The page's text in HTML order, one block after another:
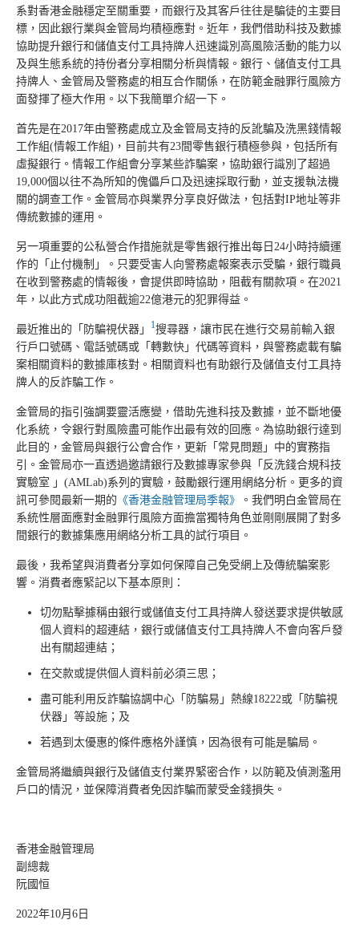
系對香港金融穩定至關重要，而銀行及其客戶往往是騙徒的主要目
標，因此銀行業與金管局均積極應對。近年，我們借助科技及數據
協助提升銀行和儲值支付工具持牌人迅速識別高風險活動的能力以
及與生態系統的持份者分享相關分析與情報。銀行、儲值支付工具
持牌人、金管局及警務處的相互合作關係，在防範金融罪行風險方
面發揮了極大作用。以下我簡單介紹一下。
首先是在2017年由警務處成立及金管局支持的反訛騙及洗黑錢情報
工作組(情報工作組)，目前共有23間零售銀行積極參與，包括所有
虛擬銀行。情報工作組會分享某些詐騙案，協助銀行識別了超過
19,000個以往不為所知的傀儡戶口及迅速採取行動，並支援執法機
關的調查工作。金管局亦與業界分享良好做法，包括對IP地址等非
傳統數據的運用。
另一項重要的公私營合作措施就是零售銀行推出每日24小時持續運
作的「止付機制」。只要受害人向警務處報案表示受騙，銀行職員
在收到警務處的情報後，會提供即時協助，阻截有關款項。在2021
年，以此方式成功阻截逾22億港元的犯罪得益。
最近推出的「防騙視伏器」 1搜尋器，讓市民在進行交易前輸入銀
行戶口號碼、電話號碼或「轉數快」代碼等資料，與警務處載有騙
案相關資料的數據庫核對。相關資料也有助銀行及儲值支付工具持
牌人的反詐騙工作。
金管局的指引強調要靈活應變，借助先進科技及數據，並不斷地優
化系統，令銀行對風險盡可能作出最有效的回應。為協助銀行達到
此目的，金管局與銀行公會合作，更新「常見問題」中的實務指
引。金管局亦一直透過邀請銀行及數據專家參與「反洗錢合規科技
實驗室 」(AMLab)系列的實驗，鼓勵銀行運用網絡分析。更多的資
訊可參閱最新一期的 《香港金融管理局季報》
。我們明白金管局在
系統性層面應對金融罪行風險方面擔當獨特角色並剛剛展開了對多
間銀行的數據集應用網絡分析工具的試行項目。
最後，我希望與消費者分享如何保障自己免受網上及傳統騙案影
響。消費者應緊記以下基本原則：
切勿點擊據稱由銀行或儲值支付工具持牌人發送要求提供敏感
個人資料的超連結，銀行或儲值支付工具持牌人不會向客戶發
出有關超連結；
在交款或提供個人資料前必須三思；
盡可能利用反詐騙協調中心「防騙易」熱線18222或「防騙視
伏器」等設施；及
若遇到太優惠的條件應格外謹慎，因為很有可能是騙局。
金管局將繼續與銀行及儲值支付業界緊密合作，以防範及偵測濫用
戶口的情況，並保障消費者免因詐騙而蒙受金錢損失。
香港金融管理局
副總裁
阮國恒
2022年10月6日